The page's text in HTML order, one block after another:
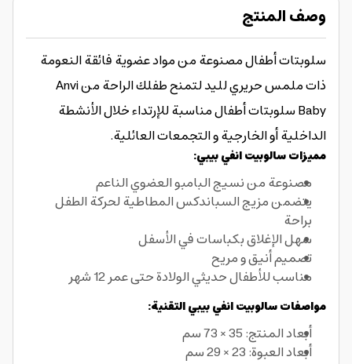
وصف المنتج
سلوبتات أطفال مصنوعة من مواد عضوية فائقة النعومة
ذات ملمس حريري لليد لتمنح طفلك الراحة من Anvi
Baby سلوبتات أطفال مناسبة للإرتداء خلال الأنشطة
الداخلية أو الخارجية و التجمعات العائلية.
مميزات سالوبيت انفي بيبي:
مصنوعة من نسيج البامبو العضوي الناعم
يتضمن مزيج السباندكس المطاطية لحركة الطفل
براحة
سهل الإغلاق بكباسات في الأسفل
تصميم أنيق و مريح
مناسب للأطفال حديثي الولادة حتى عمر 12 شهر
مواصفات سالوبيت انفي بيبي التقنية:
أبعاد المنتج: 35 × 73 سم
أبعاد العبوة: 23 × 29 سم